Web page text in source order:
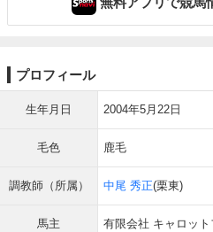
プロフィール
生年月日 2004年5月22日
毛色 鹿毛
調教師（所属） 中尾 秀正(栗東)
馬主 有限会社 キャロット